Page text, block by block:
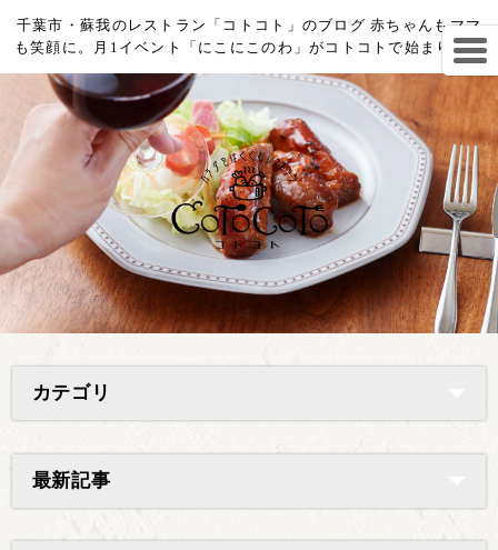
千葉市・蘇我のレストラン「コトコト」のブログ 赤ちゃんもママ
も笑顔に。月1イベント「にこにこのわ」がコトコトで始まります
カテゴリ
最新記事